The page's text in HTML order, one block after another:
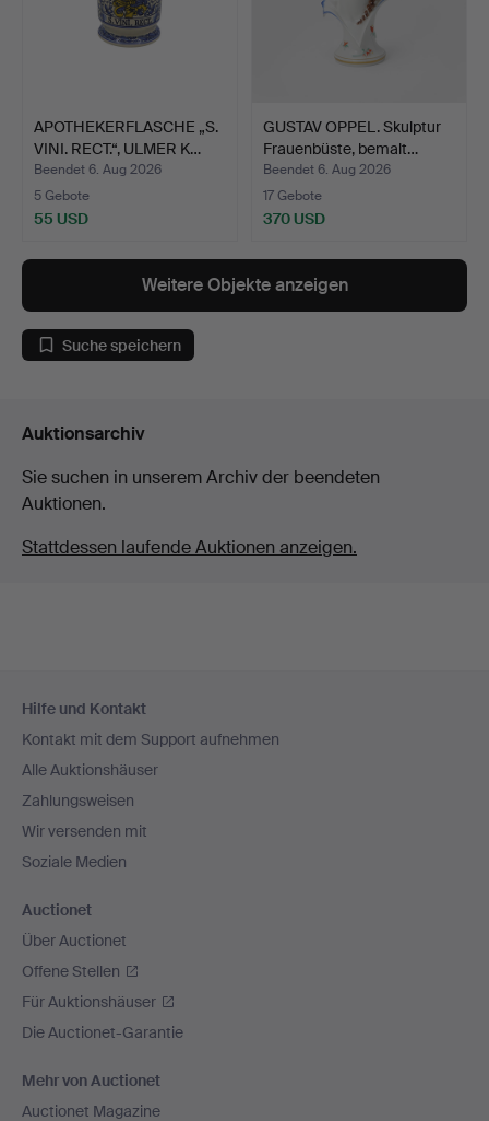
APOTHEKERFLASCHE „S.
VINI. RECT.“, ULMER K…
Beendet 6. Aug 2026
5 Gebote
55 USD
GUSTAV OPPEL. Skulptur
Frauenbüste, bemalt…
Beendet 6. Aug 2026
17 Gebote
370 USD
Weitere Objekte anzeigen
Suche speichern
Auktionsarchiv
Sie suchen in unserem Archiv der beendeten
Auktionen.
Stattdessen laufende Auktionen anzeigen.
Navigation
Hilfe und Kontakt
Kontakt mit dem Support aufnehmen
Alle Auktionshäuser
Zahlungsweisen
Wir versenden mit
Soziale Medien
Auctionet
Über Auctionet
Offene Stellen
Für Auktionshäuser
Die Auctionet-Garantie
Mehr von Auctionet
Auctionet Magazine